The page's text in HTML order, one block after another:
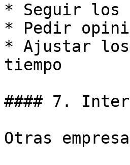
* Seguir los
* Pedir
* Ajustar
tiempo
#### 7.
Otras